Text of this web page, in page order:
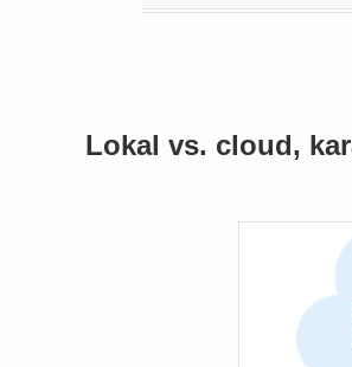
Lokal vs. cloud,